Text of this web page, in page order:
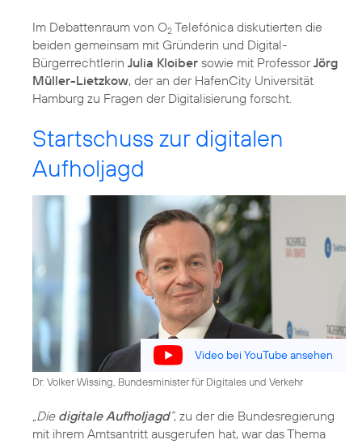
Im Debattenraum von O2 Telefónica diskutierten die
beiden gemeinsam mit Gründerin und Digital-
Bürgerrechtlerin Julia Kloiber sowie mit ProfessorJörg
Müller-Lietzkow, der an der HafenCity Universität
Hamburg zu Fragen der Digitalisierung forscht.
Startschuss zur digitalen
Aufholjagd
Video bei YouTube ansehen
Dr. Volker Wissing, Bundesminister für Digitales und Verkehr
„Die digitale Aufholjagd“, zu der die Bundesregierung
mit ihrem Amtsantritt ausgerufen hat, war das Thema